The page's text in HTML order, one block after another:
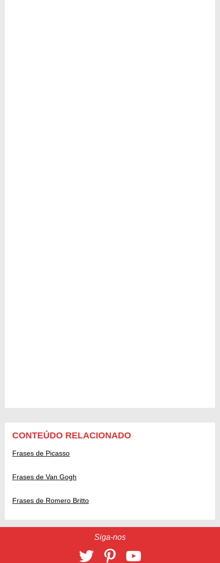
CONTEÚDO RELACIONADO
Frases de Picasso
Frases de Van Gogh
Frases de Romero Britto
Siga-nos